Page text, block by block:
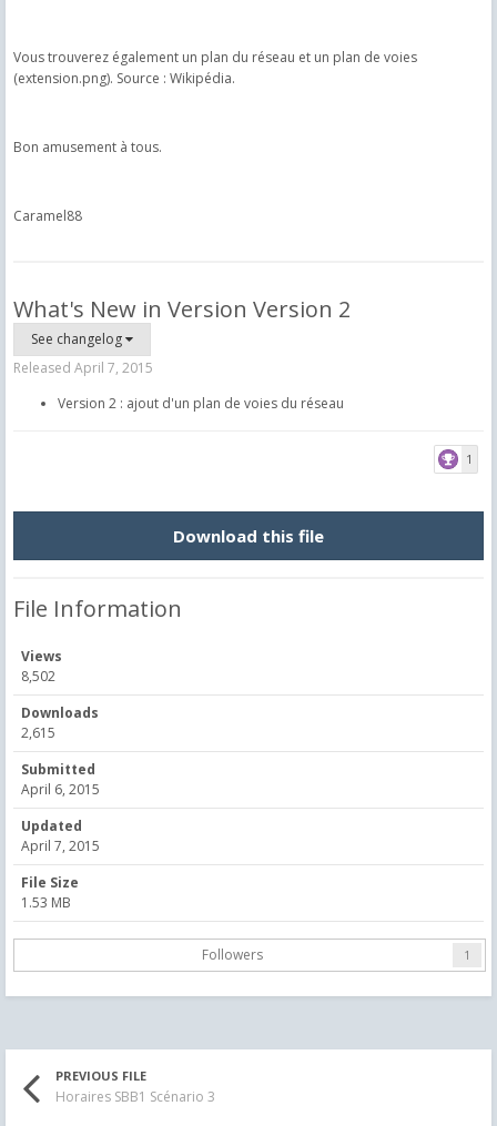
Vous trouverez également un plan du réseau et un plan de voies
(extension.png). Source : Wikipédia.
Bon amusement à tous.
Caramel88
What's New in Version Version 2
See changelog
Released April 7, 2015
Version 2 : ajout d'un plan de voies du réseau
1
Download this file
File Information
Views
8,502
Downloads
2,615
Submitted
April 6, 2015
Updated
April 7, 2015
File Size
1.53 MB
Followers 1
PREVIOUS FILE
Horaires SBB1 Scénario 3